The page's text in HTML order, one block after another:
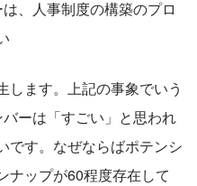
、人事制度の構築のプロ
します。上記の事象でいう
ーは「すごい」と思われ
です。なぜならばポテンシ
ナップが60程度存在して